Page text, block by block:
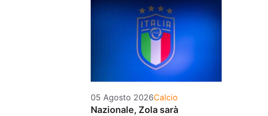
05 Agosto 2026Categorie
Calcio
Nazionale, Zola sarà